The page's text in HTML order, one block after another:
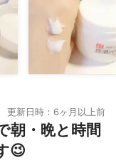
更新日時：6ヶ月以上前
朝・晩と時間
😉